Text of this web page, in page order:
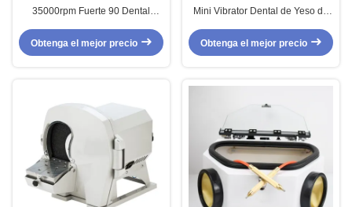
35000rpm Fuerte 90 Dental
de mano Dental Micromotor
Obtenga el mejor precio
Mini Vibrator Dental de Yeso de
Laboratorio Shaker Máquina
Vibrator Dental Eléctrico
Obtenga el mejor precio